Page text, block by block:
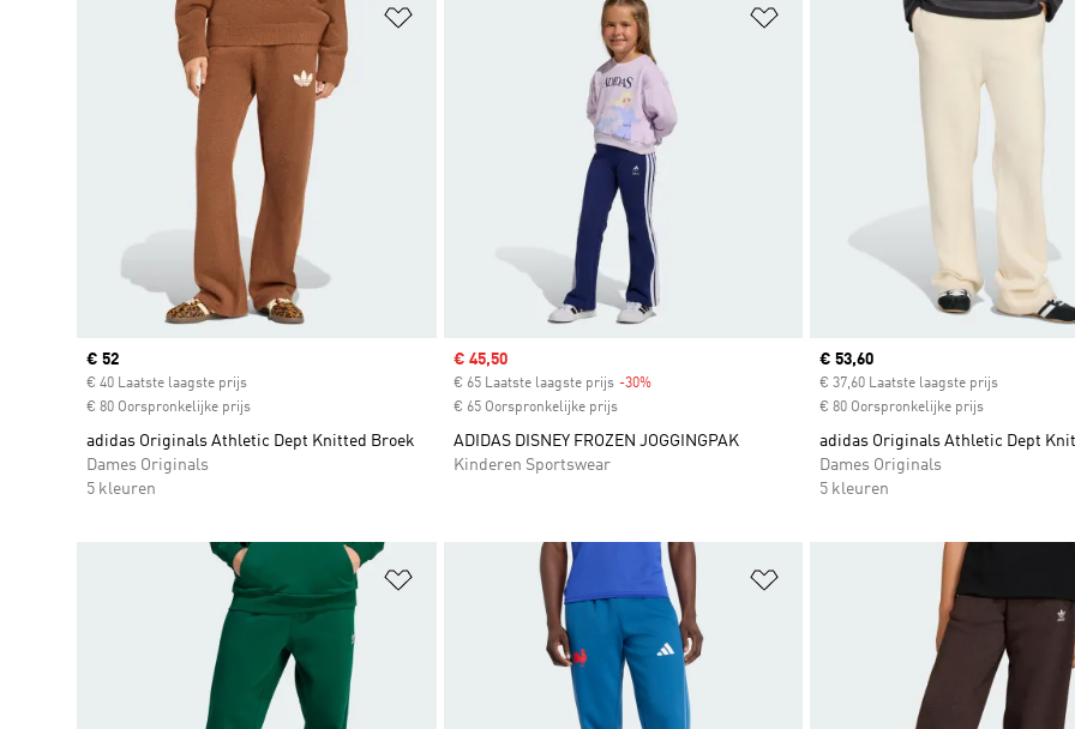
Current price
€ 52
€ 40 Laatste laagste prijs
€ 80 Oorspronkelijke prijs
adidas Originals Athletic Dept Knitted Broek
Dames Originals
5 kleuren
Op verlanglijst zetten
Sale price
€ 45,50
€ 65 Laatste laagste prijs -30%Discount
€ 65 Oorspronkelijke prijs
ADIDAS DISNEY FROZEN JOGGINGPAK
Kinderen Sportswear
Current price
€ 53,60
€ 37,60 Laatste laagste prijs
€ 80 Oorspronkelijke prijs
adidas Originals Athletic Dept
Dames Originals
5 kleuren
Op verlanglijst zetten Op verlanglijst zetten